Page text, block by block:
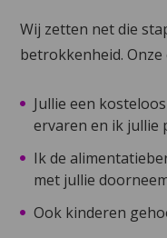
Wij zetten net die
betrokkenheid.
Jullie een
ervaren en ik jullie
Ik de
met jullie
Ook kinderen